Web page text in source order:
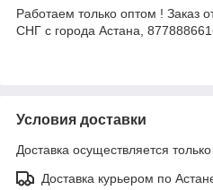
Работаем только оптом ! Заказ
СНГ с города Астана,
Условия доставки
Доставка осуществляется
Доставка курьером по